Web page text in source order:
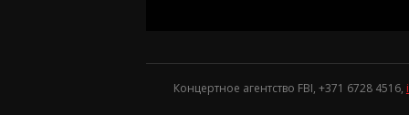
Концертное агентство FBI, +371 6728 4516,